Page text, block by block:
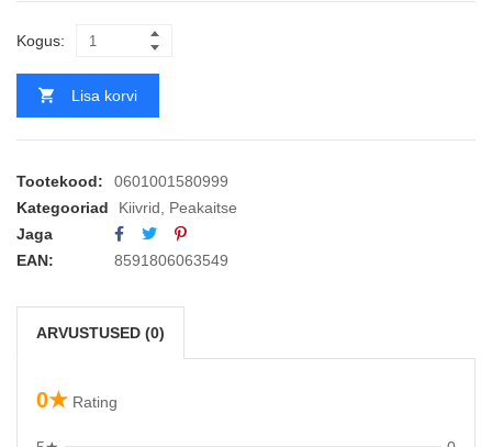
Kogus:
Lisa korvi
Tootekood:
0601001580999
Kategooriad
Kiivrid
Peakaitse
Jaga
EAN:
8591806063549
ARVUSTUSED (0)
0★ Rating